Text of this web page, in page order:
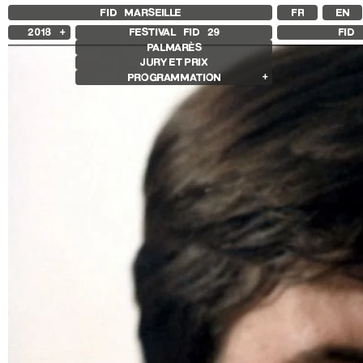
FID MARSEILLE FR EN
2018 FESTIVAL FID 29
PALMARÈS
JURY ET PRIX
PROGRAMMATION
Compétition Internationale
Compétition Française
Compétition Premier Film
Compétition GNCR
Rétrospectives
Rétrospective Isabelle Huppert
Rétrospective Edie Sedgwick et Andy
Autres programmes
Séances spéciales
Histoire(s) de Portrait
We’re gonna rock him
Sentiers Expanded
Make / Remake
Les Sentiers
FID